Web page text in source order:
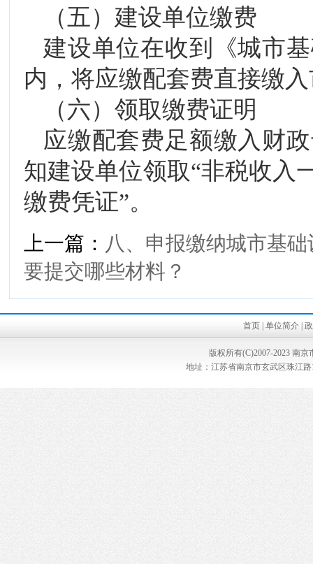
（五）建设单位缴费
建设单位在收到《城市
内，将应缴配套费直接缴
（六）领取缴费证明
应缴配套费足额缴入财
知建设单位领取“非税收入
缴费凭证”。
上一篇： 八、申报缴纳城市基
要提交哪些材料？
首页 单位简介
版权所有(C)2007-2023 南
地址：江苏省南京市玄武区珠江